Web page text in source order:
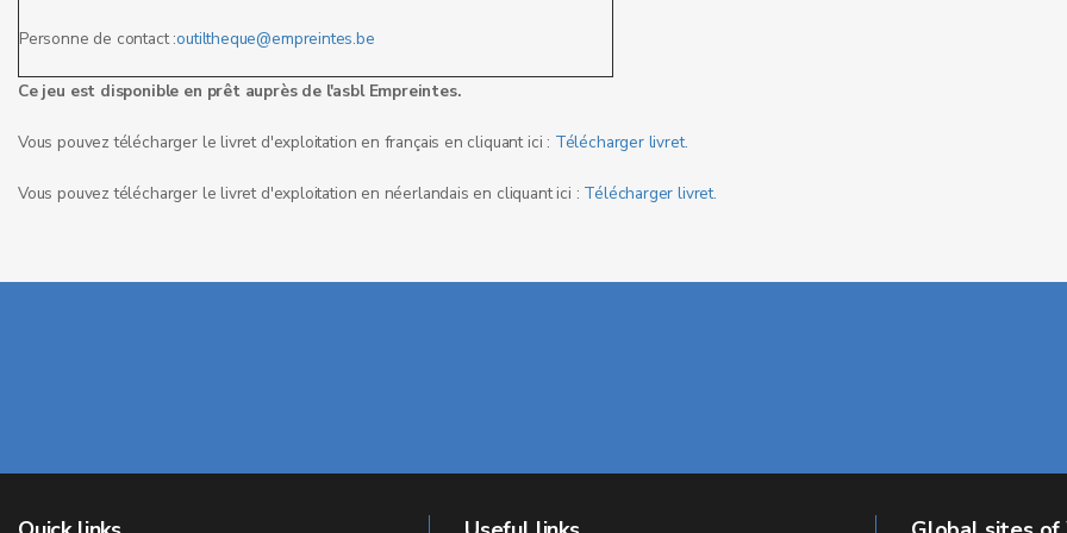
Personne de contact :outiltheque@empreintes.be
Ce jeu est disponible en prêt auprès de l'asbl Empreintes.
Vous pouvez télécharger le livret d'exploitation en français en cliquant ici : Télécharger livret.
Vous pouvez télécharger le livret d'exploitation en néerlandais en cliquant ici : Télécharger livret.